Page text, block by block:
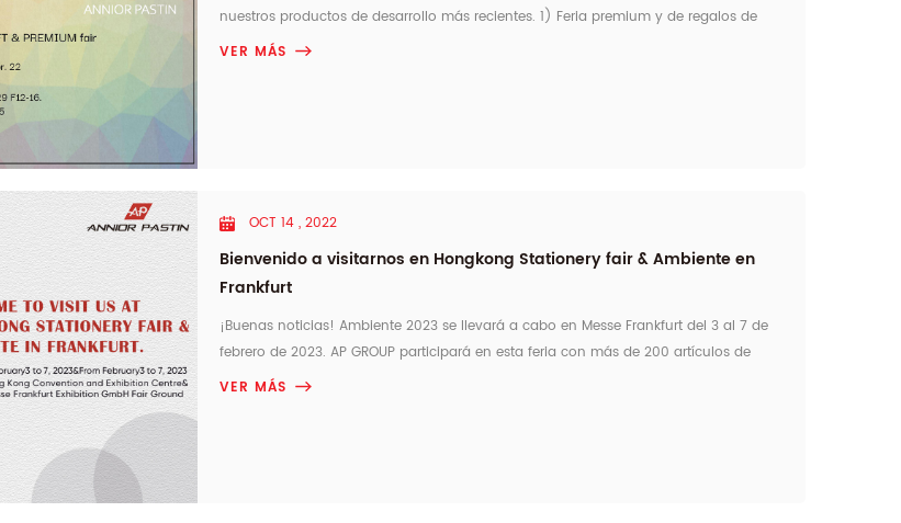
nuestros productos de desarrollo más recientes. 1) Feria premium y de regalos de
HKTDC Hong Kong Nº de stand: 1C-B01 Hora: del 19 de abril al 22 de abril Lugar:
VER MÁS
OCT 14 , 2022
Bienvenido a visitarnos en Hongkong Stationery fair & Ambiente en
Frankfurt
¡Buenas noticias! Ambiente 2023 se llevará a cabo en Messe Frankfurt del 3 al 7 de
febrero de 2023. AP GROUP participará en esta feria con más de 200 artículos de
última generación . Bienvenido a visitarnos en el Pabellón 10.1 y el stand No. 10.1
VER MÁS